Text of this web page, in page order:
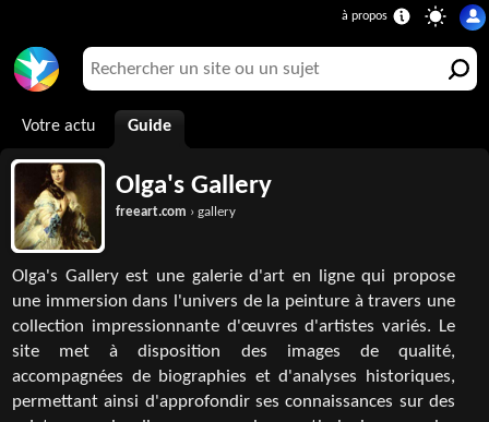
Votre actu Guide
Olga's Gallery
freeart.com › gallery
Olga's Gallery est une galerie d'art en ligne qui propose
une immersion dans l'univers de la peinture à travers une
collection impressionnante d'œuvres d'artistes variés. Le
site met à disposition des images de qualité,
accompagnées de biographies et d'analyses historiques,
permettant ainsi d'approfondir ses connaissances sur des